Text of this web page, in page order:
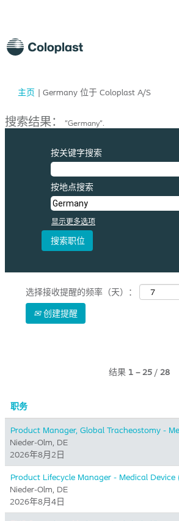
主页 | Germany 位于 Coloplast A/S（当
面）
搜索结果： "Germany".
按关键字搜索
按地点搜索
显示更多选项
选择接收提醒的频率（天）：
创建提醒
结果 1 – 25 / 28
职务
Product Manager, Global Tracheostomy -
Nieder-Olm, DE
2026年8月2日
Product Lifecycle Manager - Medical Device
Nieder-Olm, DE
2026年8月4日